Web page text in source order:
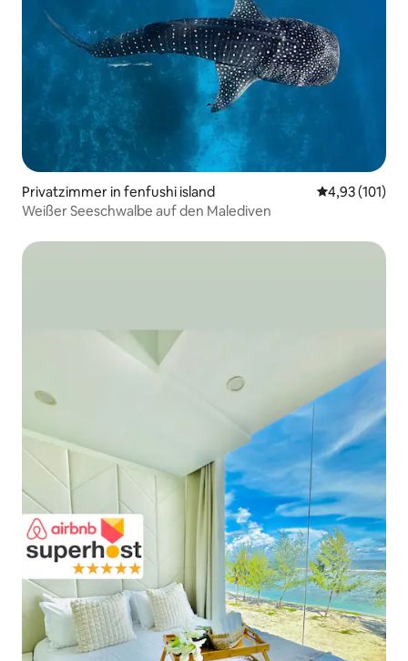
Privatzimmer in fenfushi island
4,93 (101)
Weißer Seeschwalbe auf den Malediven